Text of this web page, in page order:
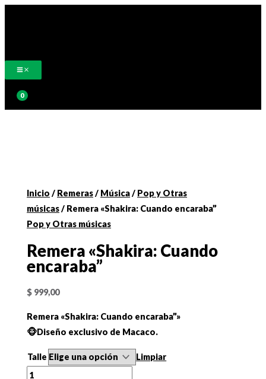
Inicio / Remeras/ Música/ Pop y Otras
músicas/ Remera «Shakira: Cuando encaraba”
Pop y Otras músicas
Remera «Shakira: Cuando
encaraba”
$ 999,00
Remera «Shakira: Cuando encaraba”»
🐵Diseño exclusivo de Macaco.
Talle
Limpiar
Remera